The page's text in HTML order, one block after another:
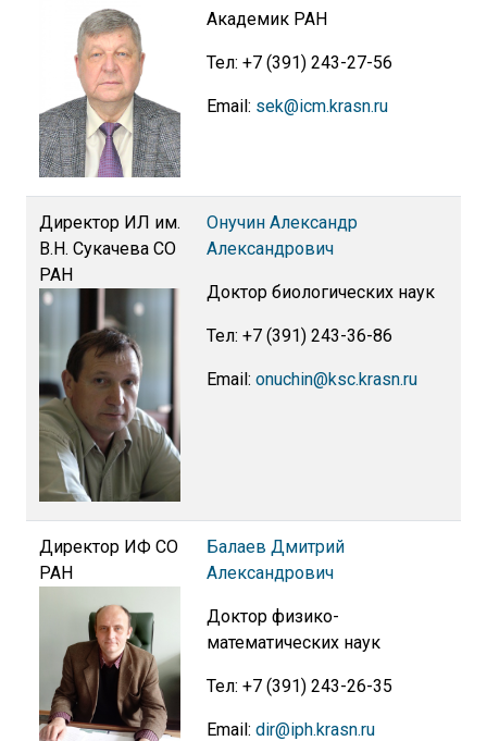
Академик РАН
Тел: +7 (391) 243-27-56
Email: sek@icm.krasn.ru
Директор ИЛ им.
В.Н. Сукачева СО
РАН
Онучин Александр
Александрович
Доктор биологических наук
Тел: +7 (391) 243-36-86
Email: onuchin@ksc.krasn.ru
Директор ИФ СО
РАН
Балаев Дмитрий
Александрович
Доктор физико-
математических наук
Тел: +7 (391) 243-26-35
Email: dir@iph.krasn.ru